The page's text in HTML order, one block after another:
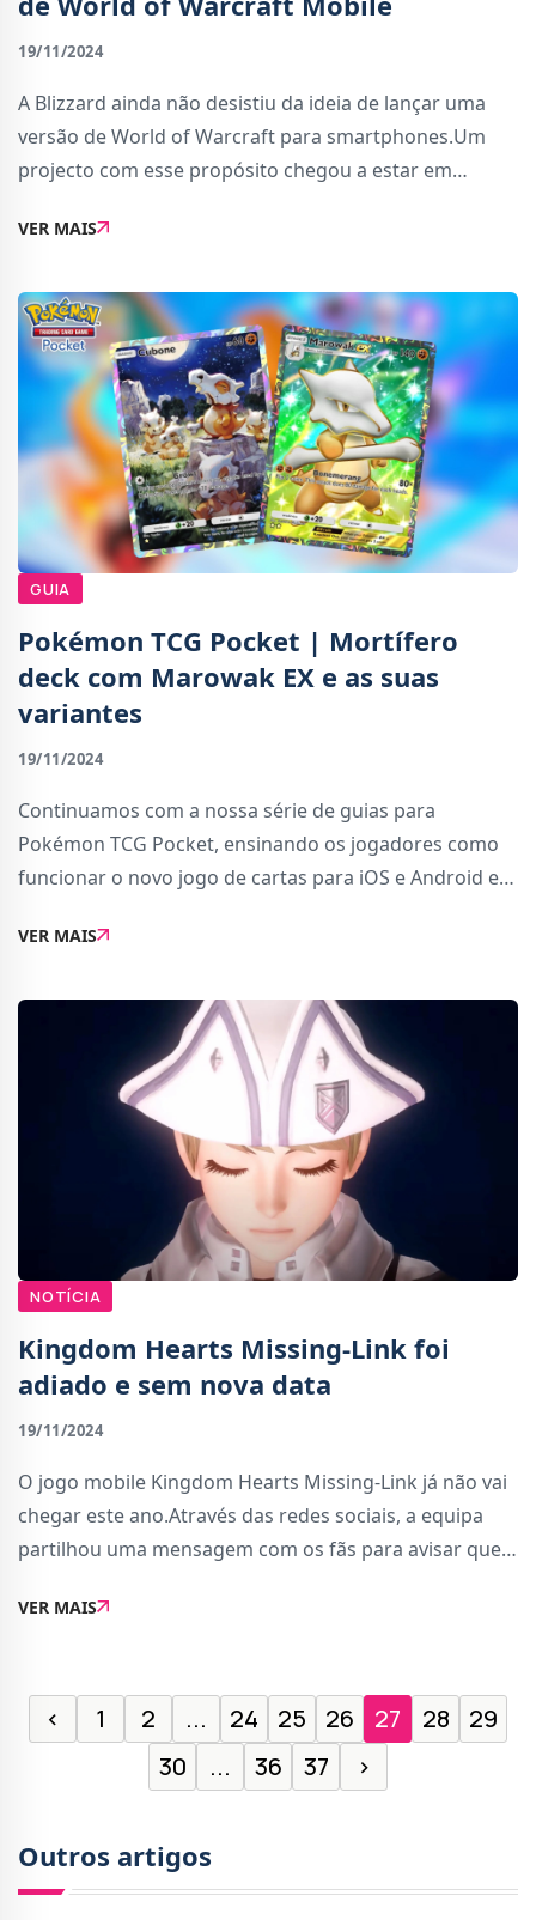
19/11/2024
A Blizzard ainda não desistiu da ideia de lançar uma
versão de World of Warcraft para smartphones.Um
projecto com esse propósito chegou a estar em
Agora, segundo um novo rumor com múltiplas
VER MAIS
GUIA
Pokémon TCG Pocket | Mortífero
deck com Marowak EX e as suas
variantes
19/11/2024
Continuamos com a nossa série de guias para
Pokémon TCG Pocket, ensinando os jogadores como
funcionar o novo jogo de cartas para iOS e Android e
ganhar nas partidas PVE e PVP.Depois do baralho com
VER MAIS
NOTÍCIA
Kingdom Hearts Missing-Link foi
adiado e sem nova data
19/11/2024
O jogo mobile Kingdom Hearts Missing-Link já não vai
chegar este ano.Através das redes sociais, a equipa
partilhou uma mensagem com os fãs para avisar que,
tiveram que tomar a difícil decisão d
VER MAIS
‹ 1 2 ... 24 25 26 27 28
29
30
... 36 37 ›
Outros artigos